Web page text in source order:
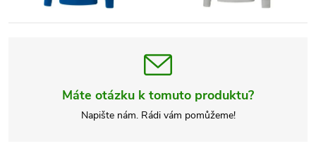
Máte otázku k tomuto produktu?
Napište nám. Rádi vám pomůžeme!